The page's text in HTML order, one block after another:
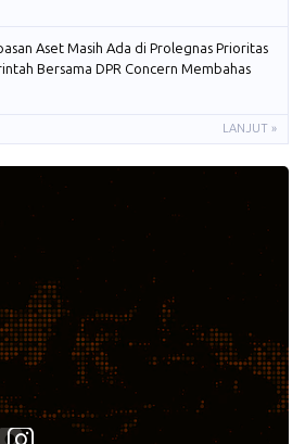
Aset Masih Ada di Prolegnas Prioritas
Bersama DPR Concern Membahas
LANJUT »